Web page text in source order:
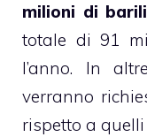
milioni di
totale di 91
l’anno. In
verranno
rispetto a